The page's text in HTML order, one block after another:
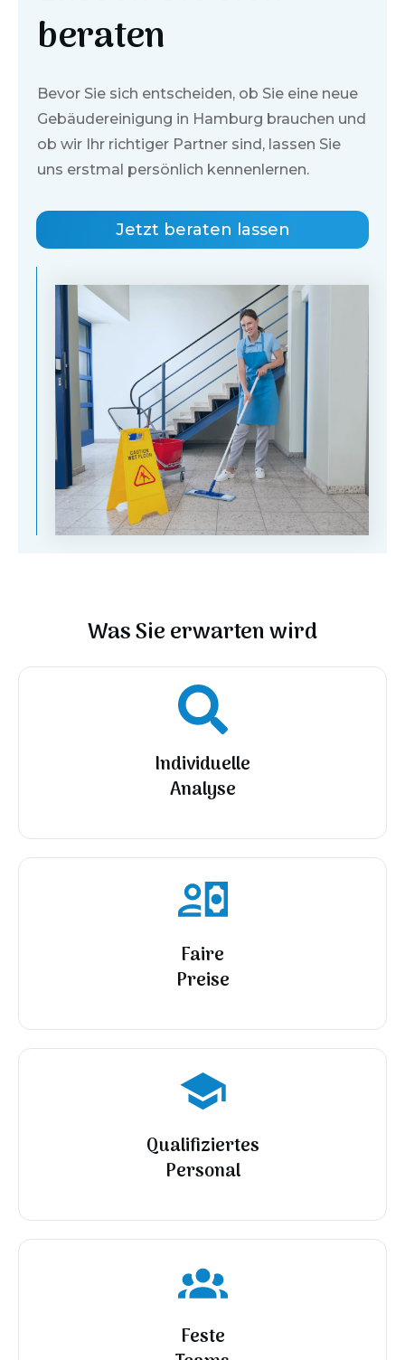
beraten
Bevor Sie sich entscheiden, ob Sie eine neue
Gebäudereinigung in Hamburg brauchen und
ob wir Ihr richtiger Partner sind, lassen Sie
uns erstmal persönlich kennenlernen.
Jetzt beraten lassen
Was Sie erwarten wird
Individuelle
Analyse
Faire
Preise
Qualifiziertes
Personal
Feste